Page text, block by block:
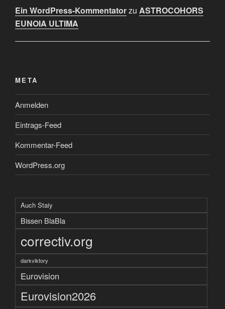
Ein WordPress-Kommentatorzu ASTROCOHORS
EUNOIA ULTIMA
META
Anmelden
Eintrags-Feed
Kommentar-Feed
WordPress.org
Auch Staiy
Bissen BlaBla
correctiv.org
darkviktory
Eurovision
Eurovision2026